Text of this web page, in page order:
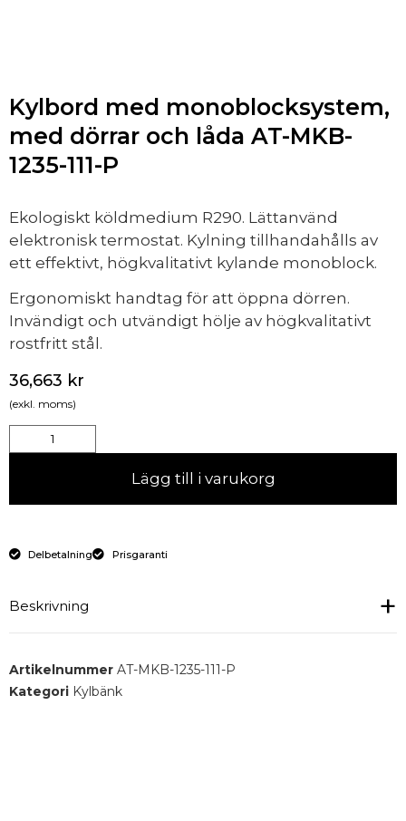
Kylbord med monoblocksystem,
med dörrar och låda AT-MKB-
1235-111-P
Ekologiskt köldmedium R290. Lättanvänd
elektronisk termostat. Kylning tillhandahålls av
ett effektivt, högkvalitativt kylande monoblock.
Ergonomiskt handtag för att öppna dörren.
Invändigt och utvändigt hölje av högkvalitativt
rostfritt stål.
36,663 kr
(exkl. moms)
Lägg till i varukorg
Delbetalning Prisgaranti
Beskrivning
Kylbord monoblock 2 st luckor och låda för GN 1/1-
150MM
Artikelnummer AT-MKB-1235-111-P
Kategori Kylbänk